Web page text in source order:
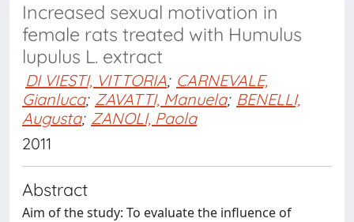
Increased sexual motivation in
female rats treated with Humulus
lupulus L. extract
DI VIESTI, VITTORIA; CARNEVALE,
Gianluca; ZAVATTI, Manuela; BENELLI,
Augusta; ZANOLI, Paola
2011
Abstract
Aim of the study: To evaluate the influence of